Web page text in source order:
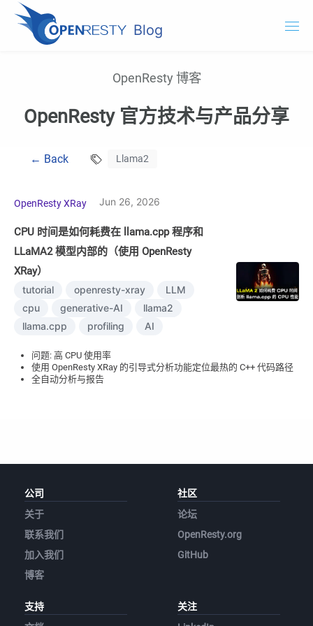
Blog
OpenResty Edge
文档
试用 OpenResty XRay
OpenResty 博客
OpenResty 官方技术与产品分享
← Back Llama2
OpenResty XRay Jun 26, 2026
CPU 时间是如何耗费在 llama.cpp 程序和
LLaMA2 模型内部的（使用 OpenResty
XRay）
tutorial openresty-xray
LLM
cpu
generative-AI
llama2
llama.cpp
profiling AI
问题: 高 CPU 使用率
使用 OpenResty XRay 的引导式分析功能定位最热的 C++ 代码路径
全自动分析与报告
公司
关于
联系我们
加入我们
博客
社区
论坛
OpenResty.org
GitHub
支持
关注